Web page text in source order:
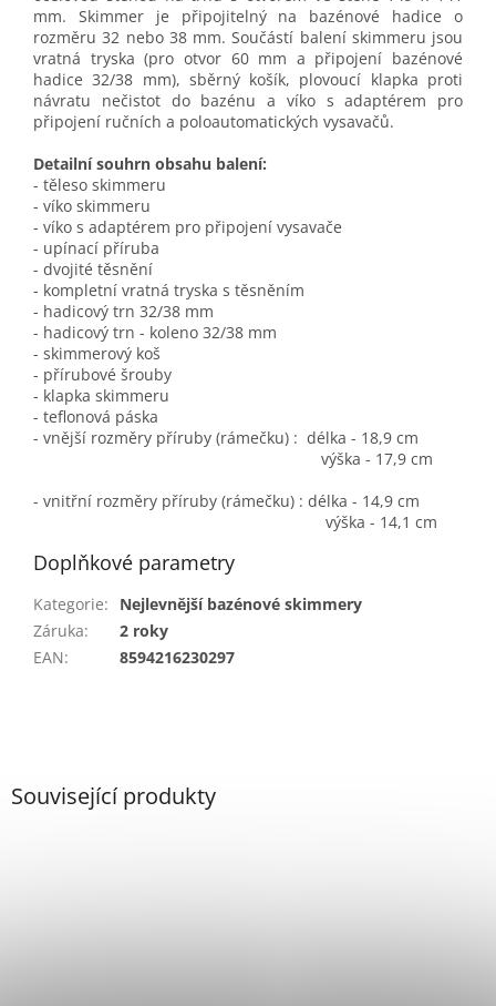
Související produkty
mm. Skimmer je připojitelný na bazénové hadice o
rozměru 32 nebo 38 mm. Součástí balení skimmeru jsou
vratná tryska (pro otvor 60 mm a připojení bazénové
hadice 32/38 mm), sběrný košík, plovoucí klapka proti
návratu nečistot do bazénu a víko s adaptérem pro
připojení ručních a poloautomatických vysavačů.
Detailní souhrn obsahu balení:
- těleso skimmeru
- víko skimmeru
- víko s adaptérem pro připojení vysavače
- upínací příruba
- dvojité těsnění
- kompletní vratná tryska s těsněním
- hadicový trn 32/38 mm
- hadicový trn - koleno 32/38 mm
- skimmerový koš
- přírubové šrouby
- klapka skimmeru
- teflonová páska
- vnější rozměry příruby (rámečku) : délka - 18,9 cm
výška - 17,9 cm
- vnitřní rozměry příruby (rámečku) : délka - 14,9 cm
výška - 14,1 cm
Doplňkové parametry
Kategorie:
Nejlevnější bazénové skimmery
Záruka:
2 roky
EAN: 8594216230297